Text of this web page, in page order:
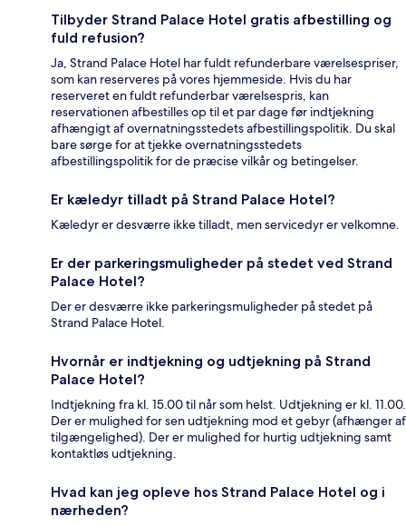
Tilbyder Strand Palace Hotel gratis afbestilling og
fuld refusion?
Ja, Strand Palace Hotel har fuldt refunderbare værelsespriser,
som kan reserveres på vores hjemmeside. Hvis du har
reserveret en fuldt refunderbar værelsespris, kan
reservationen afbestilles op til et par dage før indtjekning
afhængigt af overnatningsstedets afbestillingspolitik. Du skal
bare sørge for at tjekke overnatningsstedets
afbestillingspolitik for de præcise vilkår og betingelser.
Er kæledyr tilladt på Strand Palace Hotel?
Kæledyr er desværre ikke tilladt, men servicedyr er velkomne.
Er der parkeringsmuligheder på stedet ved Strand
Palace Hotel?
Der er desværre ikke parkeringsmuligheder på stedet på
Strand Palace Hotel.
Hvornår er indtjekning og udtjekning på Strand
Palace Hotel?
Indtjekning fra kl. 15.00 til når som helst. Udtjekning er kl. 11.00.
Der er mulighed for sen udtjekning mod et gebyr (afhænger af
tilgængelighed). Der er mulighed for hurtig udtjekning samt
kontaktløs udtjekning.
Hvad kan jeg opleve hos Strand Palace Hotel og i
nærheden?